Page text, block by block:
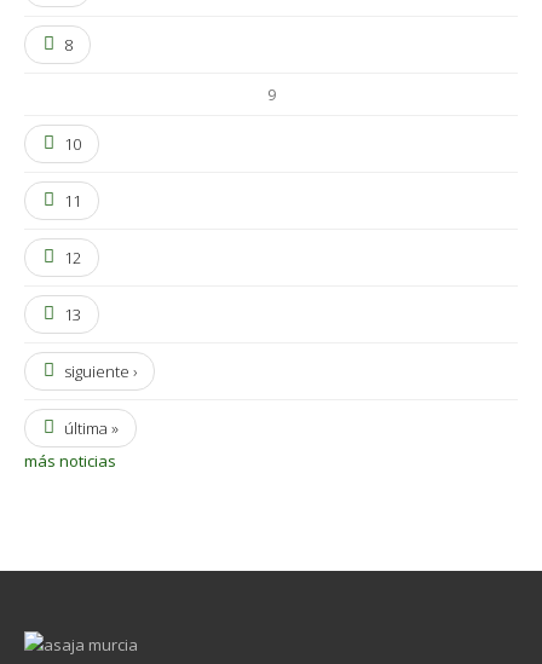
8
9
10
11
12
13
siguiente ›
última »
más noticias